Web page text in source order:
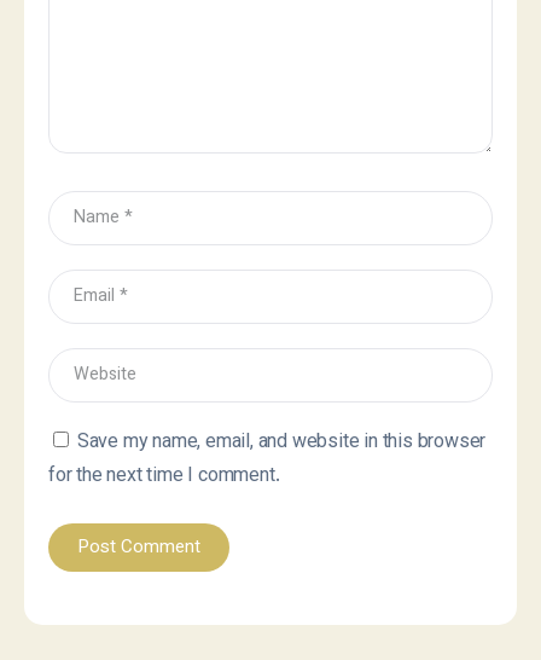
Save my name, email, and website in this browser
for the next time I comment.